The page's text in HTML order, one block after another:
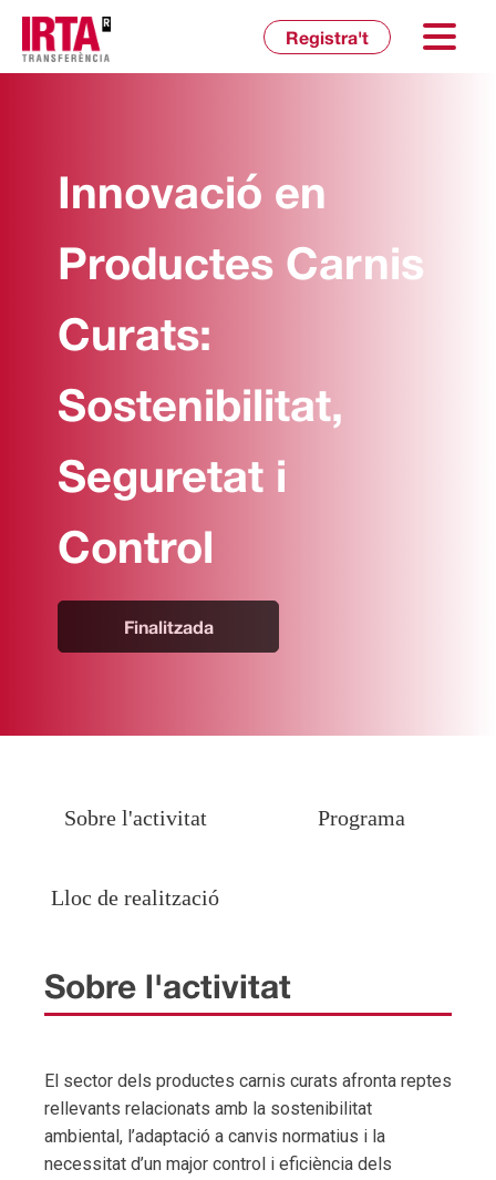
Registra't
Innovació en
Productes Carnis
Curats:
Sostenibilitat,
Seguretat i
Control
Finalitzada
Sobre l'activitat Programa
Lloc de realització
Sobre l'activitat
El sector dels productes carnis curats afronta reptes
rellevants relacionats amb la sostenibilitat
ambiental, l’adaptació a canvis normatius i la
necessitat d’un major control i eficiència dels